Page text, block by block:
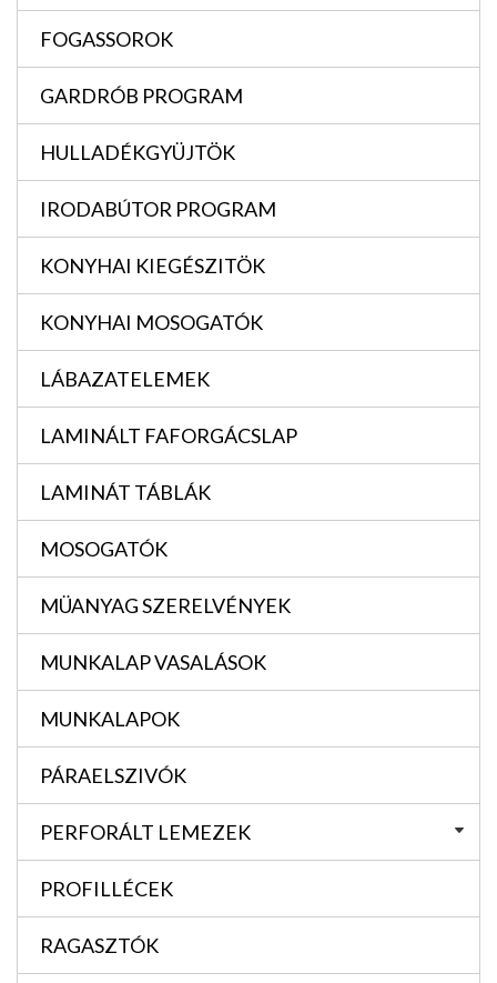
FOGASSOROK
GARDRÓB PROGRAM
HULLADÉKGYÜJTÖK
IRODABÚTOR PROGRAM
KONYHAI KIEGÉSZITÖK
KONYHAI MOSOGATÓK
LÁBAZATELEMEK
LAMINÁLT FAFORGÁCSLAP
LAMINÁT TÁBLÁK
MOSOGATÓK
MÜANYAG SZERELVÉNYEK
MUNKALAP VASALÁSOK
MUNKALAPOK
PÁRAELSZIVÓK
PERFORÁLT LEMEZEK
PROFILLÉCEK
RAGASZTÓK